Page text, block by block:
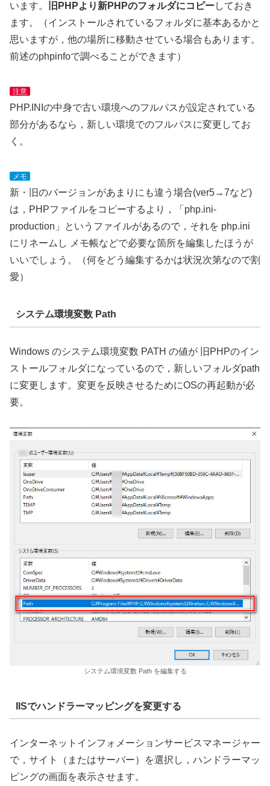
います。
旧PHPより新PHPのフォルダにコピーしておき
ます。（インストールされているフォルダに基本あるかと
思いますが，他の場所に移動させている場合もあります。
前述のphpinfoで調べることができます）
注意
PHP.INIの中身で古い環境へのフルパスが設定されている
部分があるなら，新しい環境でのフルパスに変更してお
く。
メモ
新・旧のバージョンがあまりにも違う場合(ver5→7など)
は，PHPファイルをコピーするより，「php.ini-
production」というファイルがあるので，それを php.ini
にリネームし メモ帳などで必要な箇所を編集したほうが
いいでしょう。（何をどう編集するかは状況次第なので割
愛）
システム環境変数 Path
Windows のシステム環境変数 PATH の値が 旧PHPのイン
ストールフォルダになっているので，新しいフォルダpath
に変更します。変更を反映させるためにOSの再起動が必
要。
システム環境変数 Path を編集する
IISでハンドラーマッピングを変更する
インターネットインフォメーションサービスマネージャー
で，サイト（またはサーバー）を選択し，ハンドラーマッ
ピングの画面を表示させます。